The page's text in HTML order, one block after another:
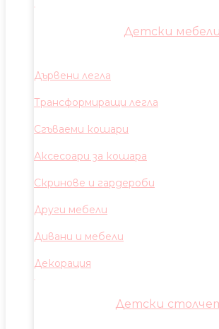
Детски мебели
Дървени легла
Трансформиращи легла
Сгъваеми кошари
Аксесоари за кошара
Скринове и гардероби
Други мебели
Дивани и мебели
Декорация
Детски